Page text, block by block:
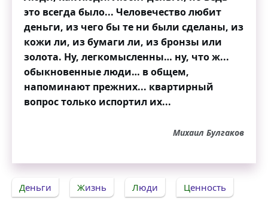
это всегда было... Человечество любит
деньги, из чего бы те ни были сделаны, из
кожи ли, из бумаги ли, из бронзы или
золота. Ну, легкомысленны… ну, что ж...
обыкновенные люди… в общем,
напоминают прежних... квартирный
вопрос только испортил их...
Михаил Булгаков
Деньги Жизнь Люди Ценность